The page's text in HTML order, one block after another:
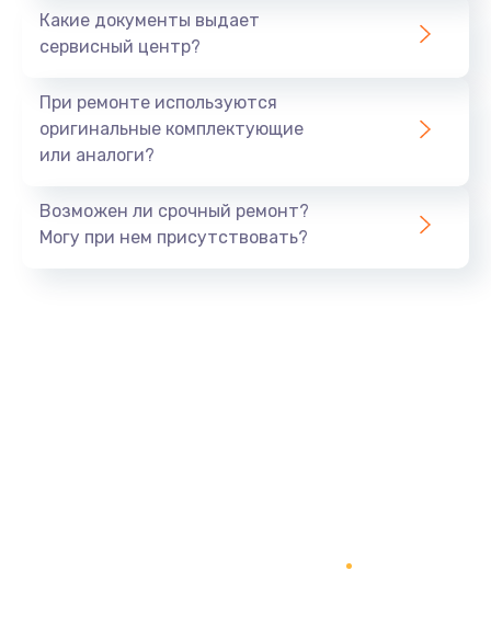
1530 руб.
Замена шлейфа матрицы
Какие документы выдает
сервисный центр?
При ремонте используются
оригинальные комплектующие
или аналоги?
Возможен ли срочный ремонт?
Могу при нем присутствовать?